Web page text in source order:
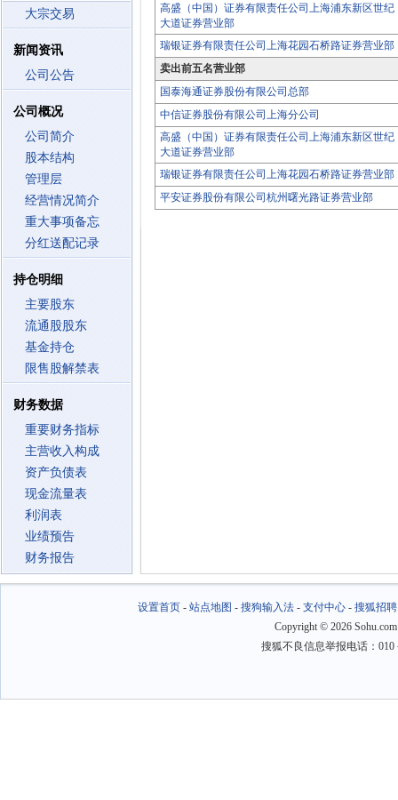
大宗交易
新闻资讯
公司公告
公司概况
公司简介
股本结构
管理层
经营情况简介
重大事项备忘
分红送配记录
持仓明细
主要股东
流通股股东
基金持仓
限售股解禁表
财务数据
重要财务指标
主营收入构成
资产负债表
现金流量表
利润表
业绩预告
财务报告
高盛（中国）证券有限责任公司上海浦东新区世纪
大道证券营业部
瑞银证券有限责任公司上海花园石桥路证券营业部
卖出前五名营业部
国泰海通证券股份有限公司总部
中信证券股份有限公司上海分公司
高盛（中国）证券有限责任公司上海浦东新区世纪
大道证券营业部
瑞银证券有限责任公司上海花园石桥路证券营业部
平安证券股份有限公司杭州曙光路证券营业部
设置首页- 站点地图 - 搜狗输入法- 支付中心- 搜狐招聘
Copyright © 2026
搜狐不良信息举报电话：010